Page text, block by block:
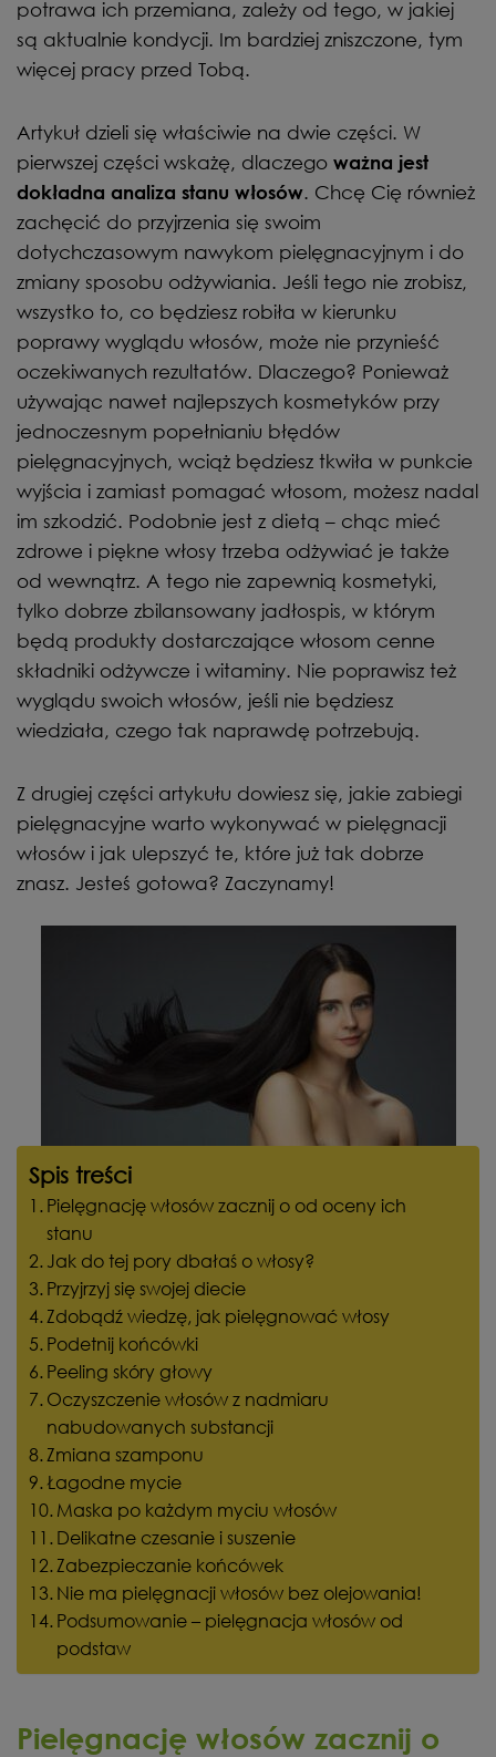
potrawa ich przemiana, zależy od tego, w jakiej
są aktualnie kondycji. Im bardziej zniszczone, tym
więcej pracy przed Tobą.
Artykuł dzieli się właściwie na dwie części. W
pierwszej części wskażę, dlaczego ważna jest
dokładna analiza stanu włosów. Chcę Cię również
zachęcić do przyjrzenia się swoim
dotychczasowym nawykom pielęgnacyjnym i do
zmiany sposobu odżywiania. Jeśli tego nie zrobisz,
wszystko to, co będziesz robiła w kierunku
poprawy wyglądu włosów, może nie przynieść
oczekiwanych rezultatów. Dlaczego? Ponieważ
używając nawet najlepszych kosmetyków przy
jednoczesnym popełnianiu błędów
pielęgnacyjnych, wciąż będziesz tkwiła w punkcie
wyjścia i zamiast pomagać włosom, możesz nadal
im szkodzić. Podobnie jest z dietą – chąc mieć
zdrowe i piękne włosy trzeba odżywiać je także
od wewnątrz. A tego nie zapewnią kosmetyki,
tylko dobrze zbilansowany jadłospis, w którym
będą produkty dostarczające włosom cenne
składniki odżywcze i witaminy. Nie poprawisz też
wyglądu swoich włosów, jeśli nie będziesz
wiedziała, czego tak naprawdę potrzebują.
Z drugiej części artykułu dowiesz się, jakie zabiegi
pielęgnacyjne warto wykonywać w pielęgnacji
włosów i jak ulepszyć te, które już tak dobrze
znasz. Jesteś gotowa? Zaczynamy!
Spis treści
Pielęgnację włosów zacznij o od oceny ich
stanu
Jak do tej pory dbałaś o włosy?
Przyjrzyj się swojej diecie
Zdobądź wiedzę, jak pielęgnować włosy
Podetnij końcówki
Peeling skóry głowy
Oczyszczenie włosów z nadmiaru
nabudowanych substancji
Zmiana szamponu
Łagodne mycie
Maska po każdym myciu włosów
Delikatne czesanie i suszenie
Zabezpieczanie końcówek
Nie ma pielęgnacji włosów bez olejowania!
Podsumowanie – pielęgnacja włosów od
podstaw
Pielęgnację włosów zacznij o